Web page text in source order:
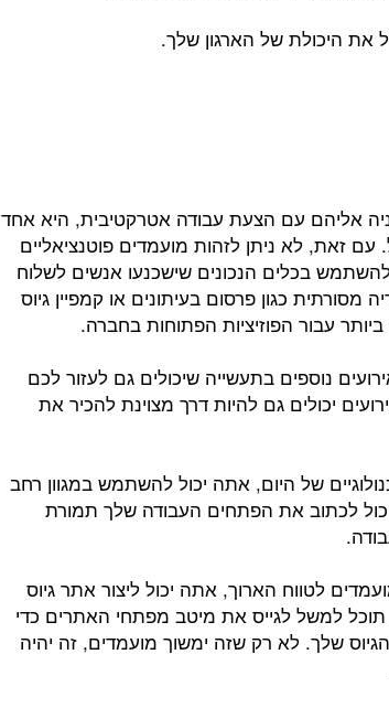
את היכולת של הארגון שלך.
אליהם עם הצעת עבודה אטרקטיבית, היא אחד
עם זאת, לא ניתן לזהות מועמדים פוטנציאליים
בכלים הנכונים שישכנעו אנשים לשלוח
מסורתית כגון פרסום בעיתונים או קמפיין גיוס
עבור הפוזיציות הפתוחות בחברה.
נוספים בתעשייה שיכולים גם לעזור לכם
יכולים גם להיות דרך מצוינת להכיר את
של היום, אתה יכול להשתמש במגוון רחב
לכתוב את הפתחים העבודה שלך תמורת
לטווח הארוך, אתה יכול ליצור אתר גיוס
למשל לגייס את מיטב מפתחי האתרים כדי
שלך. לא רק שזה ימשוך מועמדים, זה יהיה